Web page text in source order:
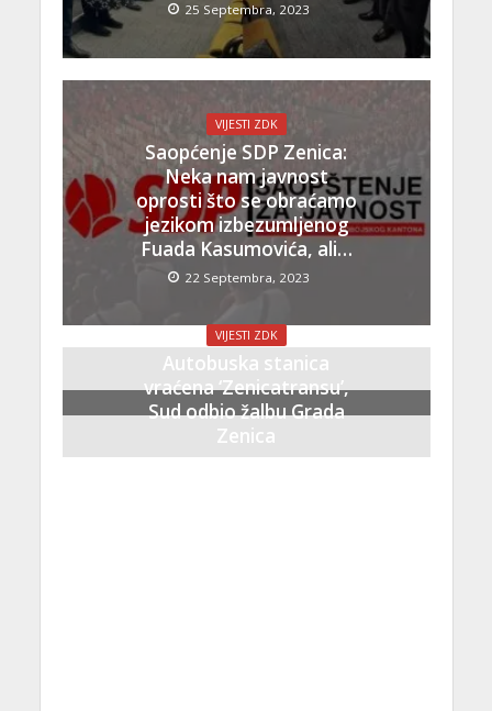
25 Septembra, 2023
VIJESTI ZDK
Saopćenje SDP Zenica:
Neka nam javnost
oprosti što se obraćamo
jezikom izbezumljenog
Fuada Kasumovića, ali…
22 Septembra, 2023
VIJESTI ZDK
Autobuska stanica
vraćena ‘Zenicatransu’,
Sud odbio žalbu Grada
Zenica